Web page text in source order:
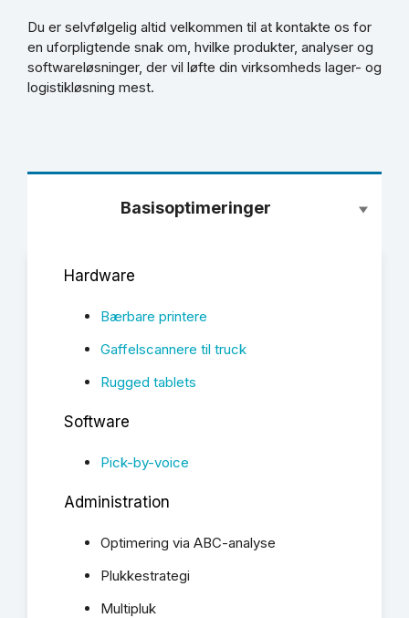
Du er selvfølgelig altid velkommen til at kontakte os for
en uforpligtende snak om, hvilke produkter, analyser og
softwareløsninger, der vil løfte din virksomheds lager- og
logistikløsning mest.
Basisoptimeringer
Hardware
Bærbare printere
Gaffelscannere til truck
Rugged tablets
Software
Pick-by-voice
Administration
Optimering via ABC-analyse
Plukkestrategi
Multipluk